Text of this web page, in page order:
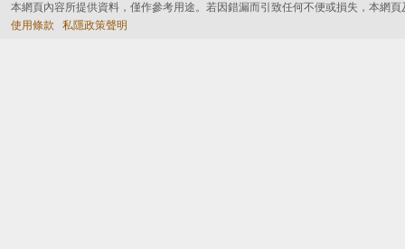
本網頁內容所提供資料，僅作參考用途。若因錯漏而引致任何不便或損失，本網
使用條款
私隱政策聲明